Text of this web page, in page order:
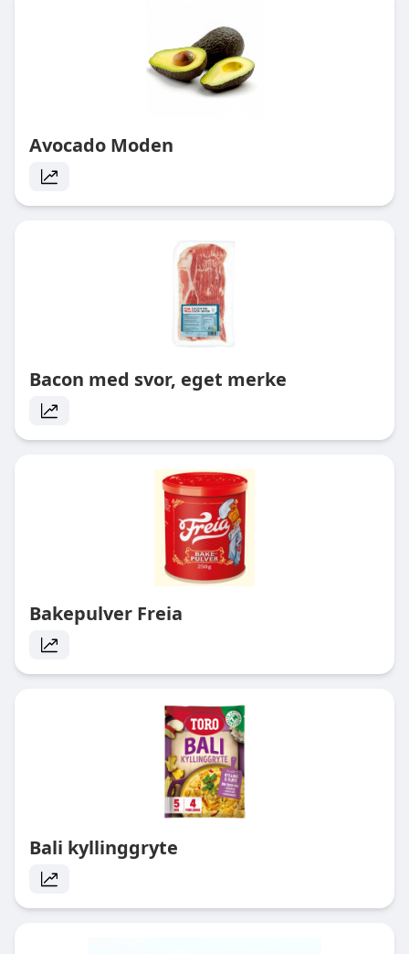
Avocado Moden
Bacon med svor, eget merke
Bakepulver Freia
Bali kyllinggryte